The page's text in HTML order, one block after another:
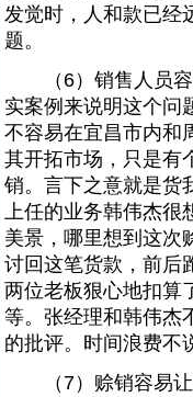
发觉时，人和款已经
题。
（6）销售人员容
实案例来说明这个问
不容易在宜昌市内和
其开拓市场，只是有
销。言下之意就是货
上任的业务韩伟杰很
美景，哪里想到这次
讨回这笔货款，前后
两位老板狠心地扣算
等。张经理和韩伟杰
的批评。时间浪费不
（7）赊销容易让